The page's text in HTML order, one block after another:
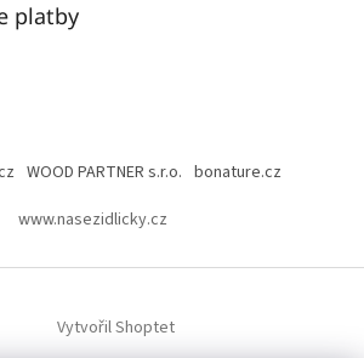
platby
WOOD PARTNER s.r.o. bonature.cz
www.nasezidlicky.cz
Vytvořil Shoptet